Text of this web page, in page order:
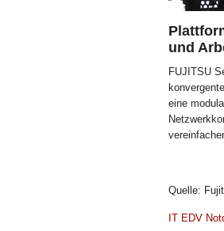
und
FUJITSU
eine
Quelle:
IT EDV